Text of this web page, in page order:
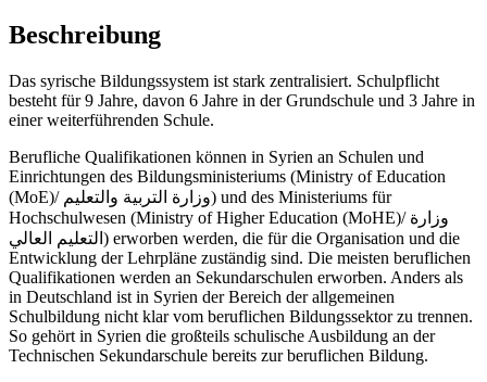
Beschreibung
Das syrische Bildungssystem ist stark zentralisiert. Schulpflicht
besteht für 9 Jahre, davon 6 Jahre in der Grundschule und 3 Jahre in
einer weiterführenden Schule.
Berufliche Qualifikationen können in Syrien an Schulen und
Einrichtungen des Bildungsministeriums (Ministry of Education
(MoE)/ وزارة التربية والتعليم) und des Ministeriums für
Hochschulwesen (Ministry of Higher Education (MoHE)/ وزارة
التعليم العالي) erworben werden, die für die Organisation und die
Entwicklung der Lehrpläne zuständig sind. Die meisten beruflichen
Qualifikationen werden an Sekundarschulen erworben. Anders als
in Deutschland ist in Syrien der Bereich der allgemeinen
Schulbildung nicht klar vom beruflichen Bildungssektor zu trennen.
So gehört in Syrien die großteils schulische Ausbildung an der
Technischen Sekundarschule bereits zur beruflichen Bildung.